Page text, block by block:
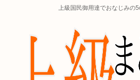
上級国民御用達でおなじみの